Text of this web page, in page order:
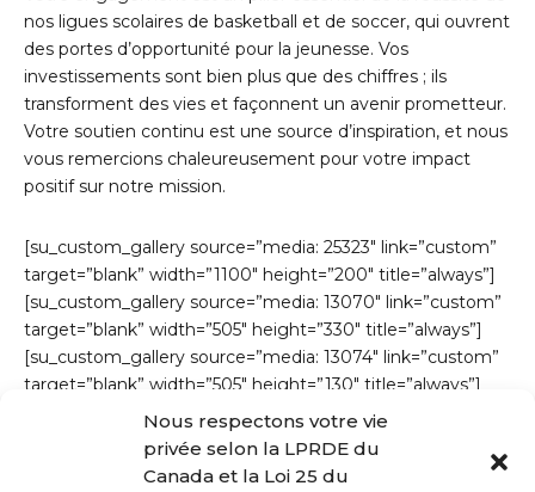
Nous respectons votre vie
privée selon la LPRDE du
Canada et la Loi 25 du
nos ligues scolaires de basketball et de soccer, qui ouvrent
des portes d’opportunité pour la jeunesse. Vos
investissements sont bien plus que des chiffres ; ils
transforment des vies et façonnent un avenir prometteur.
Votre soutien continu est une source d’inspiration, et nous
vous remercions chaleureusement pour votre impact
positif sur notre mission.
[su_custom_gallery source=”media: 25323″ link=”custom”
target=”blank” width=”1100″ height=”200″ title=”always”]
[su_custom_gallery source=”media: 13070″ link=”custom”
target=”blank” width=”505″ height=”330″ title=”always”]
[su_custom_gallery source=”media: 13074″ link=”custom”
target=”blank” width=”505″ height=”130″ title=”always”]
[su_custom_gallery source=”media: 13068″ link=”custom”
target=”blank” width=”500″ height=”500″ title=”always”]